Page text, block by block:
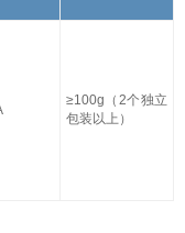
≥100g（2个独立
包装以上）